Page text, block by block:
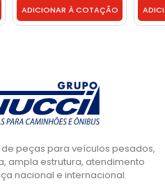
ADICIONAR À COTAÇÃO
peças para veículos pesados,
ampla estrutura, atendimento
nacional e internacional.